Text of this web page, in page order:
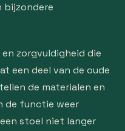
bijzondere
zorgvuldigheid die
een deel van de oude
de materialen en
de functie weer
stoel niet langer